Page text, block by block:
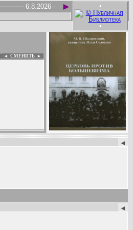
•
•
►
-
6.8.2026 -
◄ СМЕНИТЬ ►
:
◄
◄